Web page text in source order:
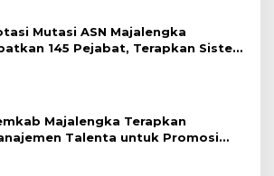
Mutasi ASN Majalengka
145 Pejabat, Terapkan Sistem
Majalengka Terapkan
Talenta untuk Promosi